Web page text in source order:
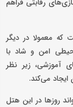
که معمولا در دیگر
امن و شاد با
آموزشی، زیر نظر
ایجاد می‌کند.
روزها در این هتل